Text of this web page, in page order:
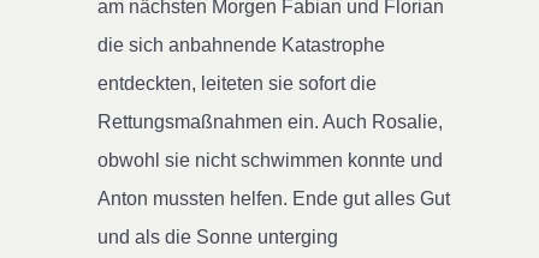
am nächsten Morgen Fabian und Florian
die sich anbahnende Katastrophe
entdeckten, leiteten sie sofort die
Rettungsmaßnahmen ein. Auch Rosalie,
obwohl sie nicht schwimmen konnte und
Anton mussten helfen. Ende gut alles Gut
und als die Sonne unterging